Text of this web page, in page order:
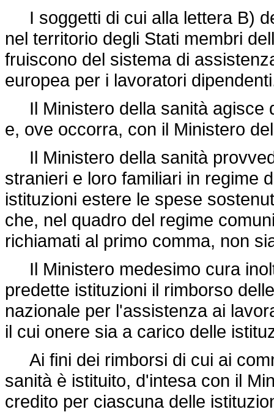
I soggetti di cui alla lettera B)
nel territorio degli Stati membri
fruiscono del sistema di
europea per i lavoratori
Il Ministero della sanità agisce
e, ove occorra, con il Ministero
Il Ministero della sanità
stranieri e loro familiari in regime
istituzioni estere le spese
che, nel quadro del regime
richiamati al primo comma, non
Il Ministero medesimo cura
predette istituzioni il rimborso
nazionale per l'assistenza ai
il cui onere sia a carico delle
Ai fini dei rimborsi di cui ai
sanità è istituito, d'intesa con il
credito per ciascuna delle